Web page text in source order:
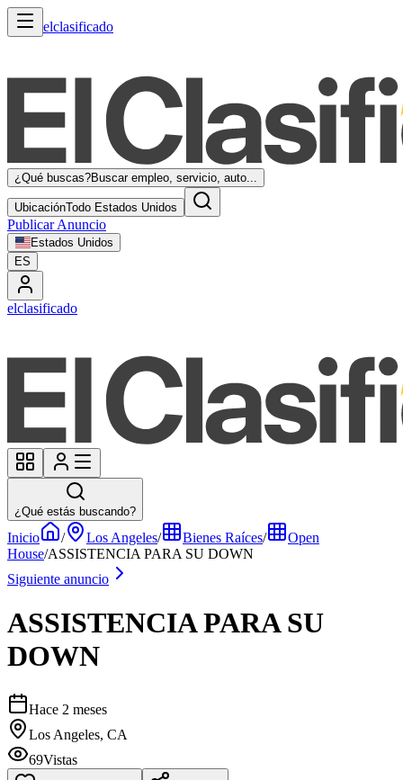
elclasificado
¿Qué buscas?Buscar empleo, servicio, auto...
UbicaciónTodo Estados Unidos
Publicar Anuncio
Estados Unidos
ES
elclasificado
¿Qué estás buscando?
Inicio / Los Angeles/ Bienes Raíces/
Open
House/ASSISTENCIA PARA SU DOWN
Siguiente anuncio
ASSISTENCIA PARA SU
DOWN
Hace 2 meses
Los Angeles, CA
69Vistas